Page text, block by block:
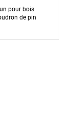
pour bois
de pin